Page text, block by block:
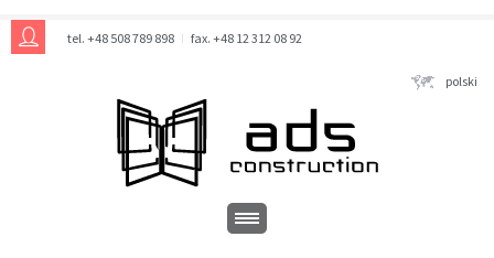
tel. +48 508 789 898 fax. +48 12 312 08 92
polski